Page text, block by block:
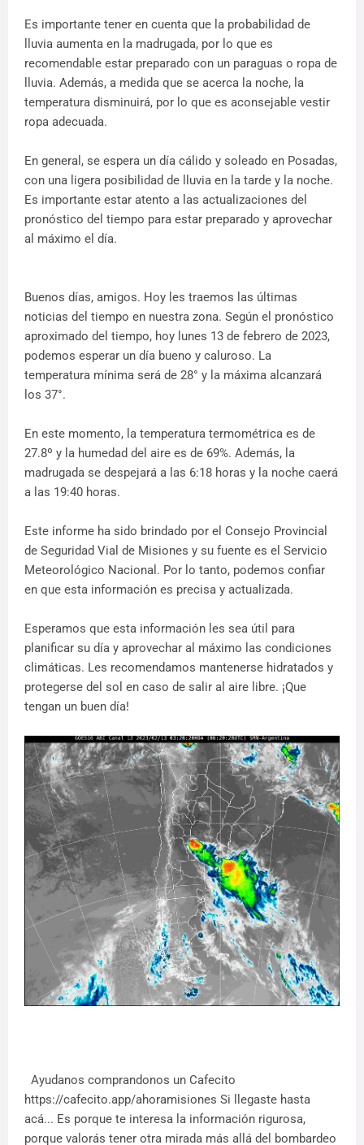
Es importante tener en cuenta que la probabilidad de
lluvia aumenta en la madrugada, por lo que es
recomendable estar preparado con un paraguas o ropa de
lluvia. Además, a medida que se acerca la noche, la
temperatura disminuirá, por lo que es aconsejable vestir
ropa adecuada.
En general, se espera un día cálido y soleado en Posadas,
con una ligera posibilidad de lluvia en la tarde y la noche.
Es importante estar atento a las actualizaciones del
pronóstico del tiempo para estar preparado y aprovechar
al máximo el día.
Buenos días, amigos. Hoy les traemos las últimas
noticias del tiempo en nuestra zona. Según el pronóstico
aproximado del tiempo, hoy lunes 13 de febrero de 2023,
podemos esperar un día bueno y caluroso. La
temperatura mínima será de 28° y la máxima alcanzará
los 37°.
En este momento, la temperatura termométrica es de
27.8º y la humedad del aire es de 69%. Además, la
madrugada se despejará a las 6:18 horas y la noche caerá
a las 19:40 horas.
Este informe ha sido brindado por el Consejo Provincial
de Seguridad Vial de Misiones y su fuente es el Servicio
Meteorológico Nacional. Por lo tanto, podemos confiar
en que esta información es precisa y actualizada.
Esperamos que esta información les sea útil para
planificar su día y aprovechar al máximo las condiciones
climáticas. Les recomendamos mantenerse hidratados y
protegerse del sol en caso de salir al aire libre. ¡Que
tengan un buen día!
Ayudanos comprandonos un Cafecito
https://cafecito.app/ahoramisiones Si llegaste hasta
acá... Es porque te interesa la información rigurosa,
porque valorás tener otra mirada más allá del bombardeo